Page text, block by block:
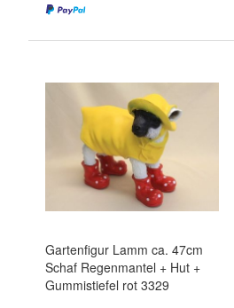
Gartenfigur Lamm ca. 47cm
Schaf Regenmantel + Hut +
Gummistiefel rot 3329